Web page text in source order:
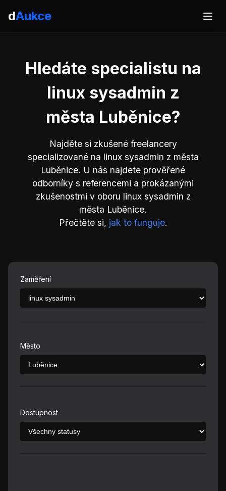
dAukce
Hledáte specialistu na
linux sysadmin z
města Luběnice?
Najděte si zkušené freelancery
specializované na linux sysadmin z města
Luběnice. U nás najdete prověřené
odborníky s referencemi a prokázanými
zkušenostmi v oboru linux sysadmin z
města Luběnice.
Přečtěte si, jak to funguje.
Zaměření
Město
Dostupnost